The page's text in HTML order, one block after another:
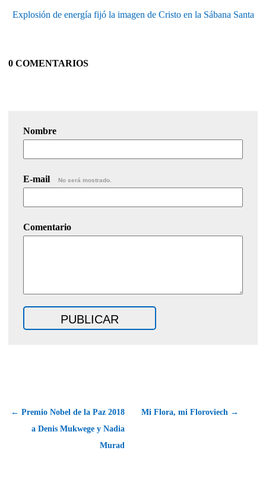
Explosión de energía fijó la imagen de Cristo en la Sábana Santa
0 COMENTARIOS
Nombre
E-mail No será mostrado.
Comentario
← Premio Nobel de la Paz 2018
a Denis Mukwege y Nadia
Murad
Mi Flora, mi Floroviech →